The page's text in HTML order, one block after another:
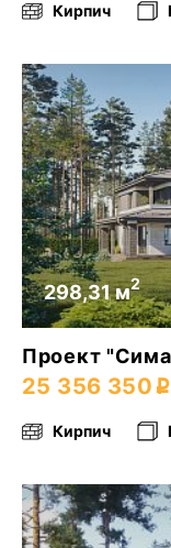
Кирпич
298,31 м2
Проект
25 356 350
Кирпич